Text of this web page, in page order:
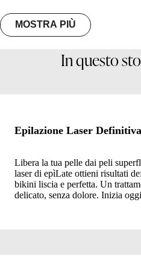
MOSTRA PIÙ
In questo
Epilazione Laser
Libera la tua pelle dai peli
laser di epìLate ottieni risultati
bikini liscia e perfetta. Un
delicato, senza dolore. Inizia